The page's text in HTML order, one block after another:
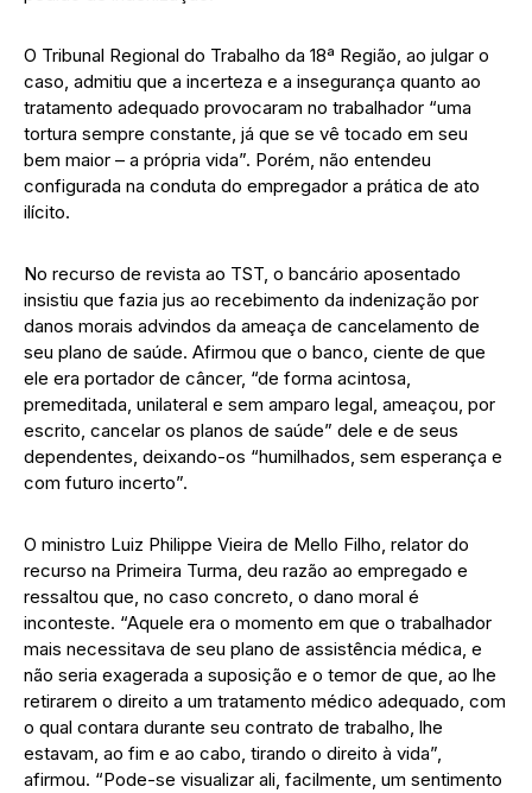
O Tribunal Regional do Trabalho da 18ª Região, ao julgar o
caso, admitiu que a incerteza e a insegurança quanto ao
tratamento adequado provocaram no trabalhador “uma
tortura sempre constante, já que se vê tocado em seu
bem maior – a própria vida”. Porém, não entendeu
configurada na conduta do empregador a prática de ato
ilícito.
No recurso de revista ao TST, o bancário aposentado
insistiu que fazia jus ao recebimento da indenização por
danos morais advindos da ameaça de cancelamento de
seu plano de saúde. Afirmou que o banco, ciente de que
ele era portador de câncer, “de forma acintosa,
premeditada, unilateral e sem amparo legal, ameaçou, por
escrito, cancelar os planos de saúde” dele e de seus
dependentes, deixando-os “humilhados, sem esperança e
com futuro incerto”.
O ministro Luiz Philippe Vieira de Mello Filho, relator do
recurso na Primeira Turma, deu razão ao empregado e
ressaltou que, no caso concreto, o dano moral é
inconteste. “Aquele era o momento em que o trabalhador
mais necessitava de seu plano de assistência médica, e
não seria exagerada a suposição e o temor de que, ao lhe
retirarem o direito a um tratamento médico adequado, com
o qual contara durante seu contrato de trabalho, lhe
estavam, ao fim e ao cabo, tirando o direito à vida”,
afirmou. “Pode-se visualizar ali, facilmente, um sentimento